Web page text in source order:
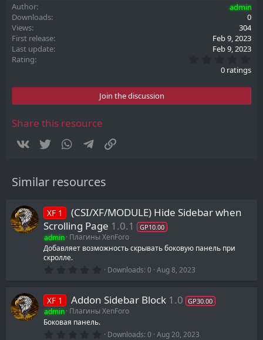
Author
admin
Downloads
0
Views
304
First release
Feb 9, 2023
Last update
Feb 9, 2023
Rating
.
0
0
t
0 ratings
Join the discussion
Share this resource
Vkontakte
Twitter WhatsAppTelegram
Similar resources
XF 1
(CSI/XF/MODULE) Hide Sidebar when
Scrolling Page 1.0.1 GP10.00
admin Плагины XenForo
Добавляет возможность скрывать боковую панель при
скролле.
0
s
t
Downloads 0 Aug 8, 2023
XF 1 Addon Sidebar Block 1.0 GP30.00
admin Плагины XenForo
Боковая панель.
0 Downloads 0 Aug 20, 2023